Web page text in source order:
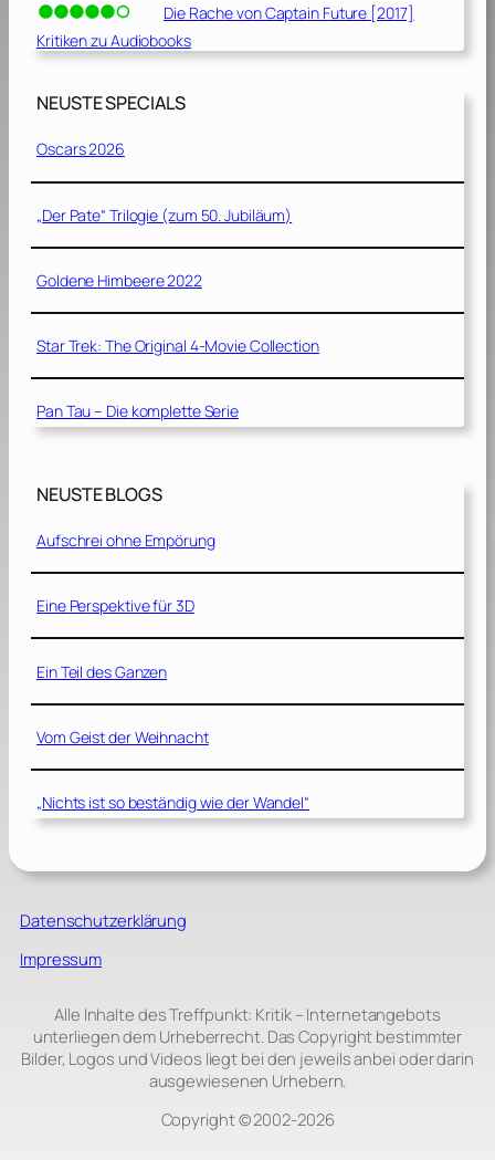
Die Rache von Captain Future [2017]
Kritiken zu Audiobooks
NEUSTE SPECIALS
Oscars 2026
„Der Pate“ Trilogie (zum 50. Jubiläum)
Goldene Himbeere 2022
Star Trek: The Original 4-Movie Collection
Pan Tau – Die komplette Serie
NEUSTE BLOGS
Aufschrei ohne Empörung
Eine Perspektive für 3D
Ein Teil des Ganzen
Vom Geist der Weihnacht
„Nichts ist so beständig wie der Wandel“
Datenschutzerklärung
Impressum
Alle Inhalte des Treffpunkt: Kritik – Internetangebots
unterliegen dem Urheberrecht. Das Copyright bestimmter
Bilder, Logos und Videos liegt bei den jeweils anbei oder darin
ausgewiesenen Urhebern.
Copyright © 2002‑2026